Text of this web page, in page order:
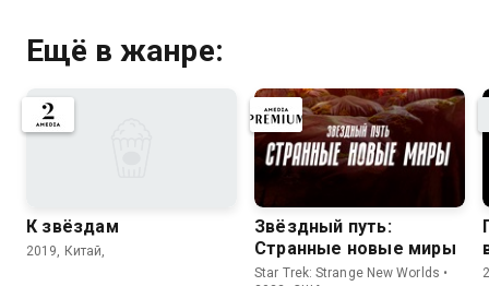
Ещё в жанре:
К звёздам
2019, Китай,
Звёздный путь:
Странные новые миры
Star Trek: Strange New Worlds •